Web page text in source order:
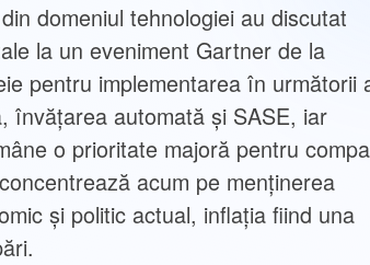
domeniul tehnologiei au discutat
la un eveniment Gartner de la
pentru implementarea în următorii
învățarea automată și SASE, iar
o prioritate majoră pentru
acum pe menținerea
și politic actual, inflația fiind una